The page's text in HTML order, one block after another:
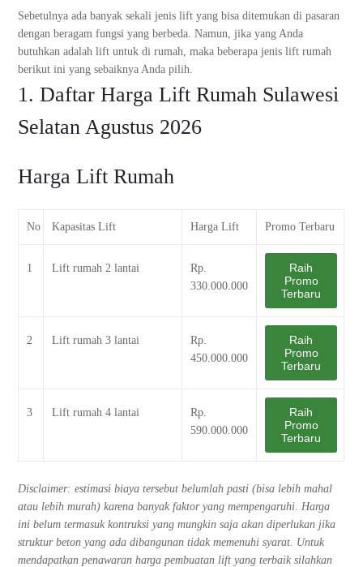
Sebetulnya ada banyak sekali jenis lift yang bisa ditemukan di pasaran
dengan beragam fungsi yang berbeda. Namun, jika yang Anda
butuhkan adalah lift untuk di rumah, maka beberapa jenis lift rumah
berikut ini yang sebaiknya Anda pilih.
1. Daftar Harga Lift Rumah Sulawesi
Selatan Agustus 2026
Harga Lift Rumah
No Kapasitas Lift Harga Lift Promo Terbaru
1 Lift rumah 2 lantai
Rp.
330.000.000
Raih
Promo
Terbaru
2 Lift rumah 3 lantai
Rp.
450.000.000
Raih
Promo
Terbaru
3 Lift rumah 4 lantai
Rp.
590.000.000
Raih
Promo
Terbaru
Disclaimer: estimasi biaya tersebut belumlah pasti (bisa lebih mahal
atau lebih murah) karena banyak faktor yang mempengaruhi. Harga
ini belum termasuk kontruksi yang mungkin saja akan diperlukan jika
struktur beton yang ada dibangunan tidak memenuhi syarat. Untuk
mendapatkan penawaran harga pembuatan lift yang terbaik silahkan